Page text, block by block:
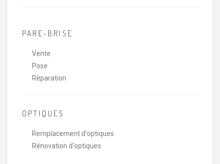
PARE-BRISE
Vente
Pose
Réparation
OPTIQUES
Remplacement d'optiques
Rénovation d'optiques